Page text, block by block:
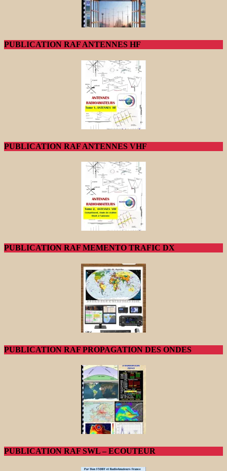
PUBLICATION RAF ANTENNES HF
PUBLICATION RAF ANTENNES VHF
PUBLICATION RAF MEMENTO TRAFIC DX
PUBLICATION RAF PROPAGATION DES ONDES
PUBLICATION RAF SWL – ECOUTEUR